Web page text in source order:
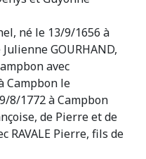
né le 13/9/1656 à
GOURHAND,
avec
Campbon le
8/1772 à Campbon
de Pierre et de
RAVALE Pierre, fils de